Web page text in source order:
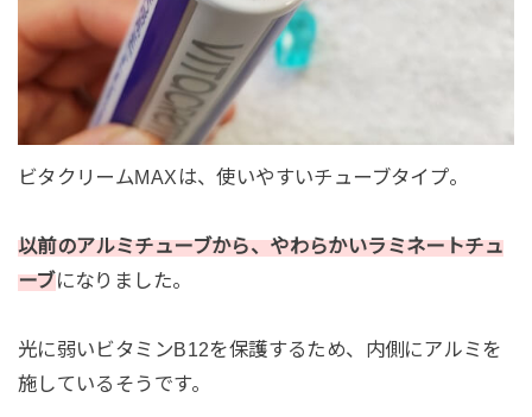
ビタクリームMAXは、使いやすいチューブタイプ。
以前のアルミチューブから、やわらかいラミネートチュ
ーブになりました。
光に弱いビタミンB12を保護するため、内側にアルミを
施しているそうです。